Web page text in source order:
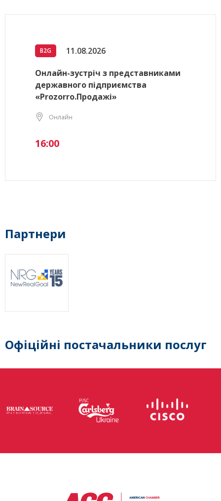
B2G 11.08.2026
Онлайн-зустріч з представниками
державного підприємства
«Prozorro.Продажі»
Онлайн
16:00
Партнери
Офіційні постачальники послуг